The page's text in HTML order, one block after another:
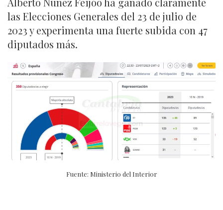
las Elecciones Generales del 23 de julio de
2023 y experimenta una fuerte subida con 47
diputados más.
Fuente: Ministerio del Interior